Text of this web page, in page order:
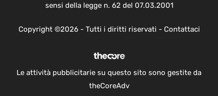
sensi della legge n. 62 del 07.03.2001
Copyright ©2026 - Tutti i diritti riservati - Contattaci
Le attività pubblicitarie su questo sito sono gestite da
theCoreAdv